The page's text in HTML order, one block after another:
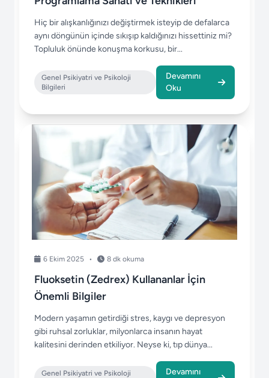
Hiç bir alışkanlığınızı değiştirmek isteyip de defalarca
aynı döngünün içinde sıkışıp kaldığınızı hissettiniz mi?
Topluluk önünde konuşma korkusu, bir...
Genel Psikiyatri ve Psikoloji
Bilgileri
Devamını
Oku
6 Ekim 2025 • 8 dk okuma
Fluoksetin (Zedrex) Kullananlar İçin
Önemli Bilgiler
Modern yaşamın getirdiği stres, kaygı ve depresyon
gibi ruhsal zorluklar, milyonlarca insanın hayat
kalitesini derinden etkiliyor. Neyse ki, tıp dünya...
Genel Psikiyatri ve Psikoloji
Devamını